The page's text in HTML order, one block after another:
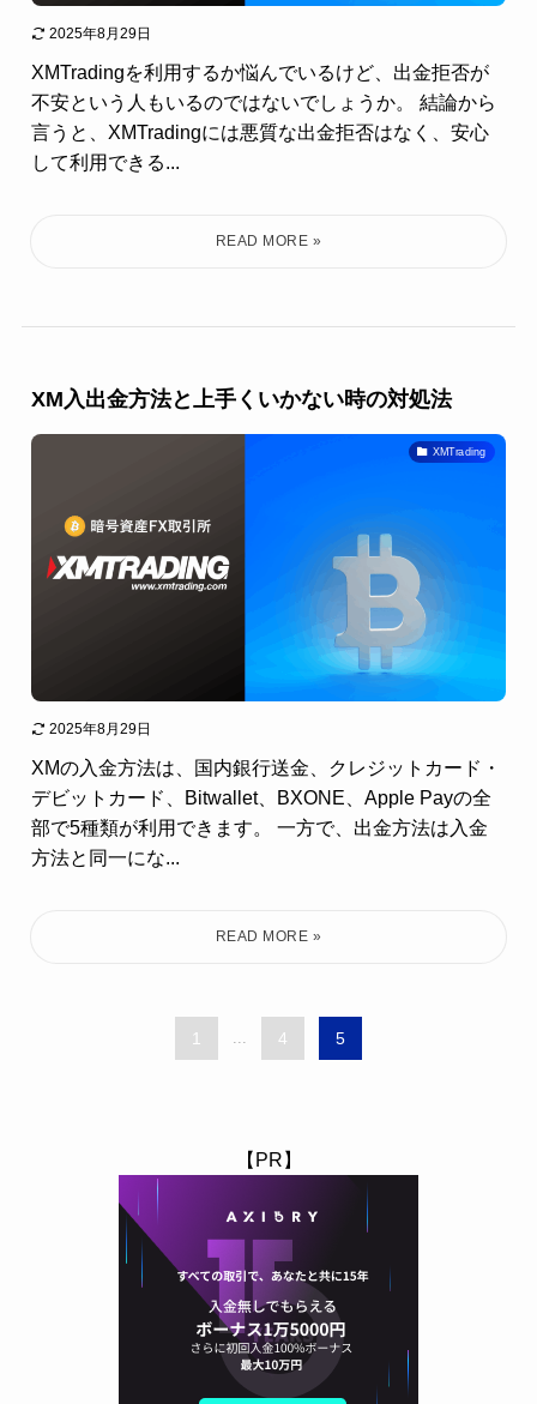
2025年8月29日
XMTradingを利用するか悩んでいるけど、出金拒否が
不安という人もいるのではないでしょうか。 結論から
言うと、XMTradingには悪質な出金拒否はなく、安心
して利用できる...
XM入出金方法と上手くいかない時の対処法
XMTrading
2025年8月29日
XMの入金方法は、国内銀行送金、クレジットカード・
デビットカード、Bitwallet、BXONE、Apple Payの全
部で5種類が利用できます。 一方で、出金方法は入金
方法と同一にな...
1 ... 4 5
【PR】